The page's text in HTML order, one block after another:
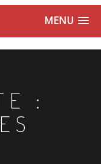
MENU
: